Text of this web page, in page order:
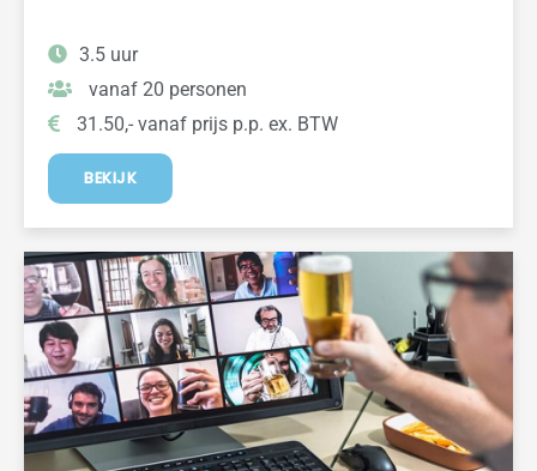
3.5 uur
vanaf 20 personen
31.50,- vanaf prijs p.p. ex. BTW
BEKIJK